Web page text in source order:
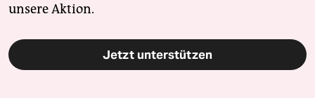
unsere Aktion.
Jetzt unterstützen